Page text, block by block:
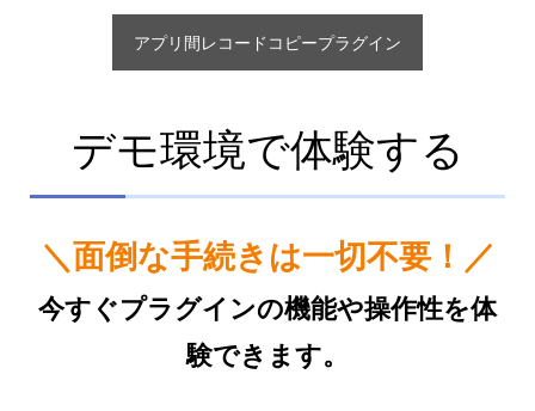
アプリ間レコードコピープラグイン
デモ環境で体験する
＼面倒な手続きは一切不要！／
今すぐプラグインの機能や操作性を体
験できます。